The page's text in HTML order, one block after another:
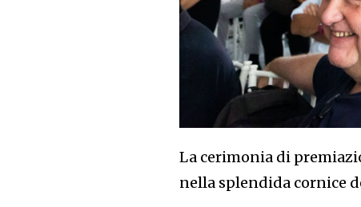
La cerimonia di
nella splendida cornice